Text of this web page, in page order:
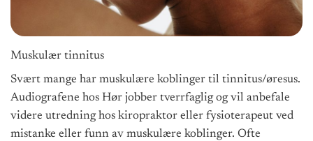
Muskulær tinnitus
Svært mange har muskulære koblinger til tinnitus/øresus.
Audiografene hos Hør jobber tverrfaglig og vil anbefale
videre utredning hos kiropraktor eller fysioterapeut ved
mistanke eller funn av muskulære koblinger. Ofte